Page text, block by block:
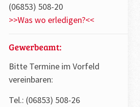
(06853) 508-20
>>Was wo erledigen?<<
Gewerbeamt:
Bitte Termine im Vorfeld
vereinbaren:
Tel.: (06853) 508-26